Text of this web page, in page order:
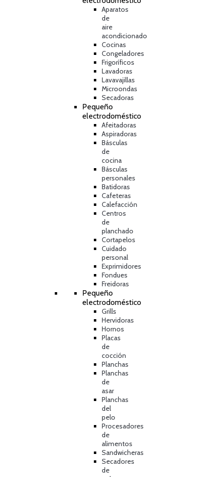
Aparatos
de
aire
acondicionado
Cocinas
Congeladores
Frigoríficos
Lavadoras
Lavavajillas
Microondas
Secadoras
Pequeño
electrodoméstico
Afeitadoras
Aspiradoras
Básculas
de
cocina
Básculas
personales
Batidoras
Cafeteras
Calefacción
Centros
de
planchado
Cortapelos
Cuidado
personal
Exprimidores
Fondues
Freidoras
Pequeño
electrodoméstico
Grills
Hervidoras
Hornos
Placas
de
cocción
Planchas
Planchas
de
asar
Planchas
del
pelo
Procesadores
de
alimentos
Sandwicheras
Secadores
de